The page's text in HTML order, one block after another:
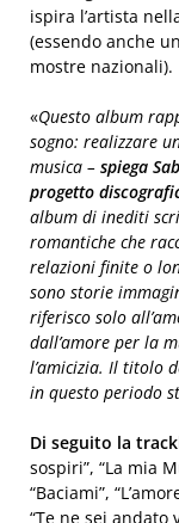
ispira l’artista
(essendo anche
mostre nazionali).
«Questo album
sogno: realizzare
musica – spiega
progetto
album di inediti
romantiche che
relazioni finite o
sono storie
riferisco solo
dall’amore per la
l’amicizia. Il titolo
in questo periodo
Di seguito la
sospiri”, “La mia
“Baciami”,
“Te ne sei andato